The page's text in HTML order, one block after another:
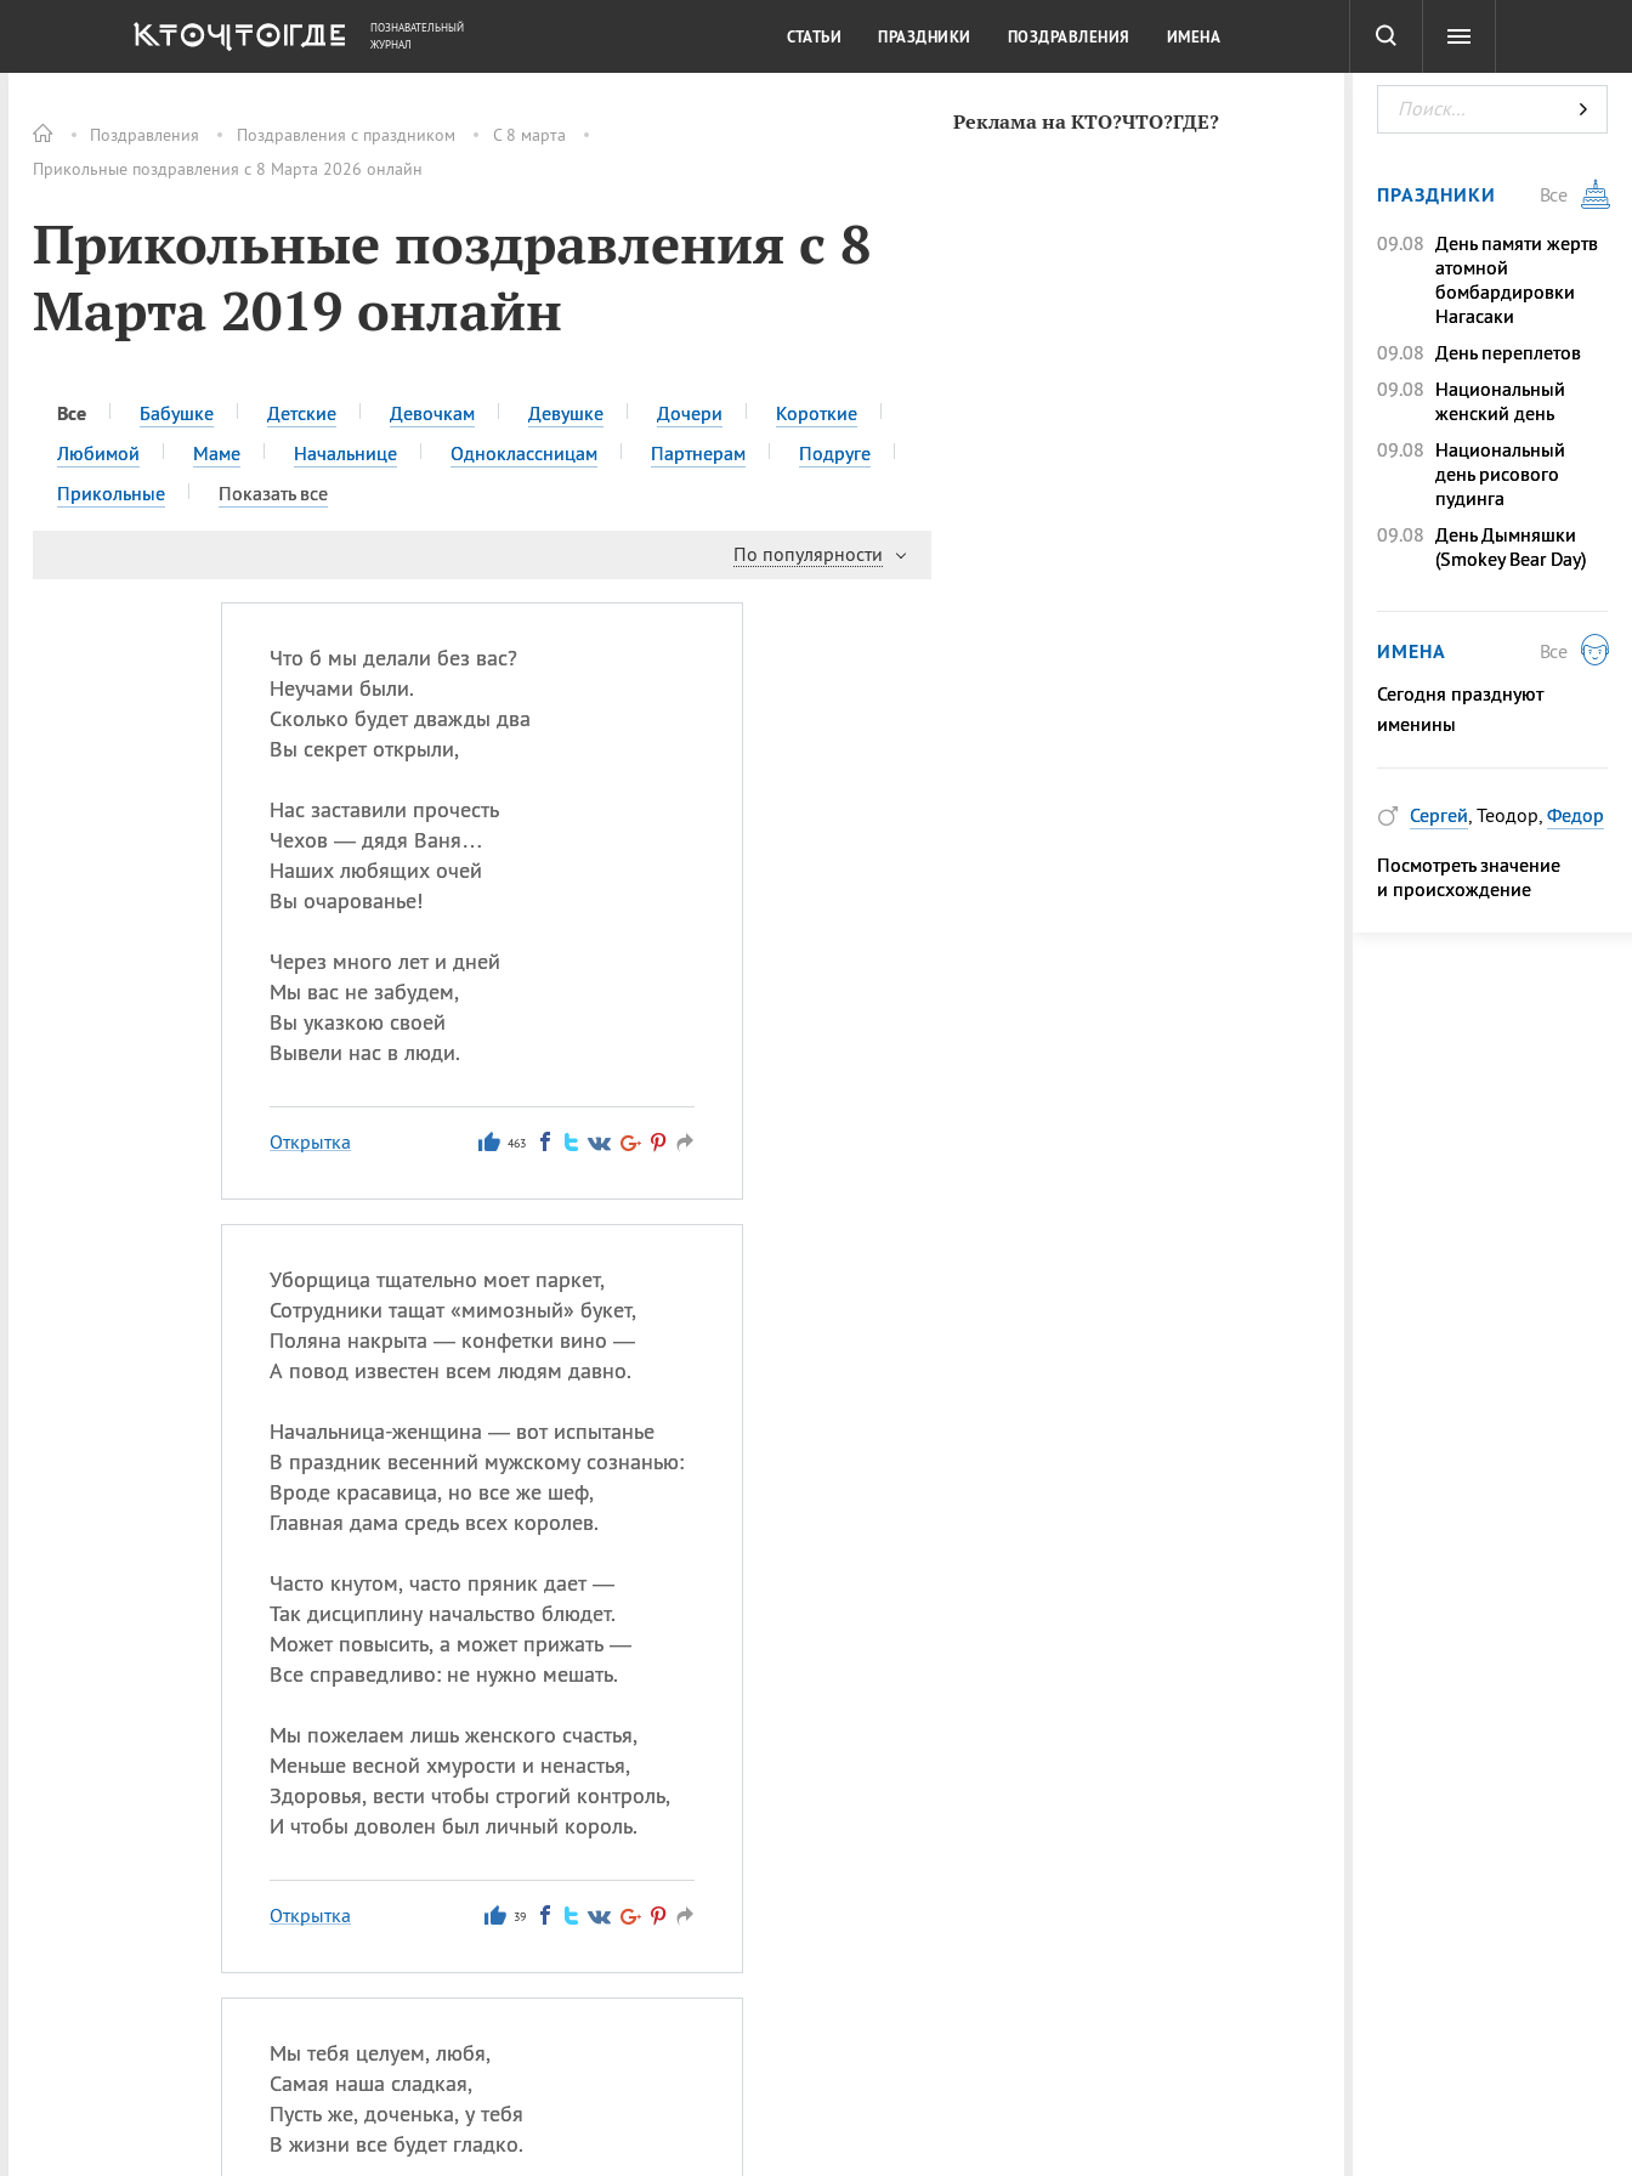
Поздравления Поздравления с праздником
С 8 марта
Прикольные поздравления с 8 Марта 2026 онлайн
Прикольные поздравления с 8
Марта 2019 онлайн
Все Бабушке Детские Девочкам Девушке Дочери
Короткие
Любимой
Маме Начальнице Одноклассницам Партнерам
Подруге
Прикольные
Показать все
По популярности
Что б мы делали без вас?
Неучами были.
Сколько будет дважды два
Вы секрет открыли,
Нас заставили прочесть
Чехов — дядя Ваня…
Наших любящих очей
Вы очарованье!
Через много лет и дней
Мы вас не забудем,
Вы указкою своей
Вывели нас в люди.
Открытка 463
Уборщица тщательно моет паркет,
Сотрудники тащат «мимозный» букет,
Поляна накрыта — конфетки вино —
А повод известен всем людям давно.
Начальница-женщина — вот испытанье
В праздник весенний мужскому сознанью:
Вроде красавица, но все же шеф,
Главная дама средь всех королев.
Часто кнутом, часто пряник дает —
Так дисциплину начальство блюдет.
Может повысить, а может прижать —
Все справедливо: не нужно мешать.
Мы пожелаем лишь женского счастья,
Меньше весной хмурости и ненастья,
Здоровья, вести чтобы строгий контроль,
И чтобы доволен был личный король.
Открытка 39
Мы тебя целуем, любя,
Самая наша сладкая,
Пусть же, доченька, у тебя
В жизни все будет гладко.
Реклама на КТО?ЧТО?ГДЕ?
ОБЩЕСТВО ДЕНЬГИ КУЛЬТУРА КРАСОТА ТЕСТЫ
ПОЗНАВАТЕЛЬНЫЙ
ЖУРНАЛ
СТАТЬИ ПРАЗДНИКИ ПОЗДРАВЛЕНИЯ ИМЕНА
ПРАЗДНИКИ
Все
09.08 День памяти жертв
атомной
бомбардировки
Нагасаки
09.08 День переплетов
09.08 Национальный
женский день
09.08 Национальный
день рисового
пудинга
09.08 День Дымняшки
(Smokey Bear Day)
ИМЕНА
Все
Сегодня празднуют
именины
Сергей, Теодор, Федор
Посмотреть значение
и происхождение